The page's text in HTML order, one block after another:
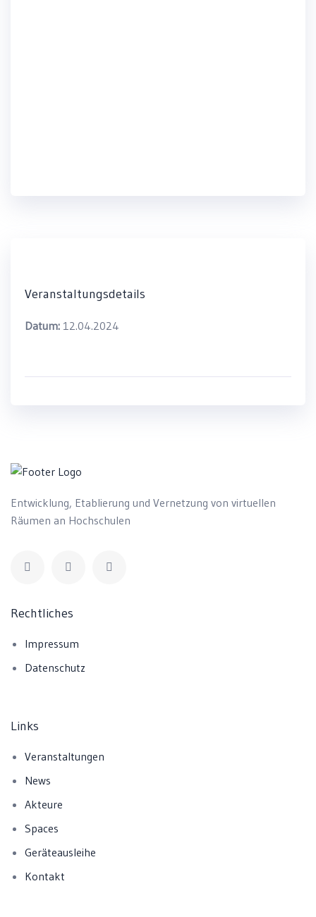
Veranstaltungsdetails
Datum: 12.04.2024
Entwicklung, Etablierung und Vernetzung von virtuellen
Räumen an Hochschulen
Rechtliches
Impressum
Datenschutz
Links
Veranstaltungen
News
Akteure
Spaces
Geräteausleihe
Kontakt